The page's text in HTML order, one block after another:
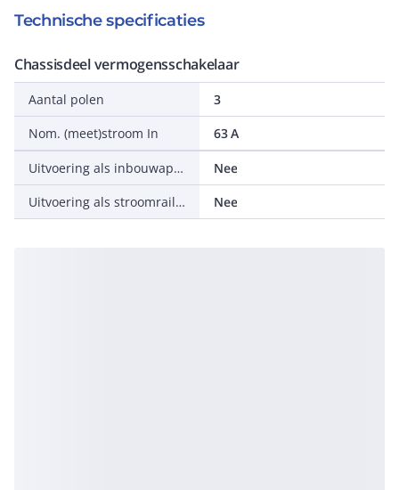
Technische specificaties
Chassisdeel vermogensschakelaar
Aantal polen
3
Nom. (meet)stroom In
63 A
Uitvoering als inbouwapparaat
Nee
Uitvoering als stroomrailadapter
Nee